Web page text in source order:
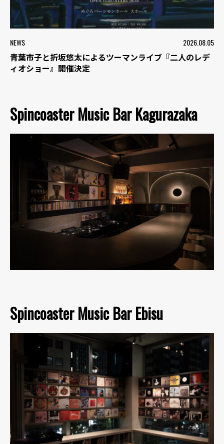
NEWS 2026.08.05
青葉市子と折坂悠太によるツーマンライブ『二人のレデ
ィオショー』開催決定
Spincoaster Music Bar Kagurazaka
Spincoaster Music Bar Ebisu